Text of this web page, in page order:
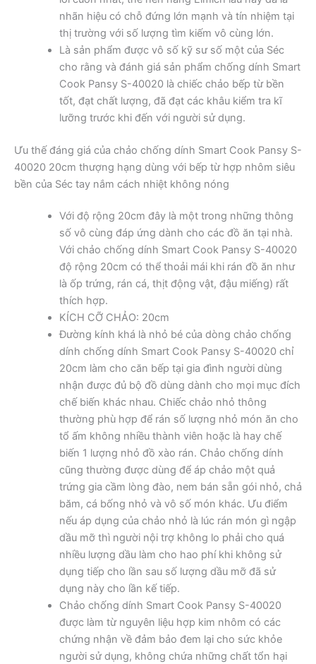
nhãn hiệu có chỗ đứng lớn mạnh và tín nhiệm tại
thị trường với số lượng tìm kiếm vô cùng lớn.
Là sản phẩm được vô số kỹ sư số một của Séc
cho rằng và đánh giá sản phẩm chống dính Smart
Cook Pansy S-40020 là chiếc chảo bếp từ bền
tốt, đạt chất lượng, đã đạt các khâu kiểm tra kĩ
lưỡng trước khi đến với người sử dụng.
Ưu thế đáng giá của chảo chống dính Smart Cook Pansy S-
40020 20cm thượng hạng dùng với bếp từ hợp nhôm siêu
bền của Séc tay nắm cách nhiệt không nóng
Với độ rộng 20cm đây là một trong những thông
số vô cùng đáp ứng dành cho các đồ ăn tại nhà.
Với chảo chống dính Smart Cook Pansy S-40020
độ rộng 20cm có thể thoải mái khi rán đồ ăn như
là ốp trứng, rán cá, thịt động vật, đậu miếng) rất
thích hợp.
KÍCH CỠ CHẢO: 20cm
Đường kính khá là nhỏ bé của dòng chảo chống
dính chống dính Smart Cook Pansy S-40020 chỉ
20cm làm cho căn bếp tại gia đình người dùng
nhận được đủ bộ đồ dùng dành cho mọi mục đích
chế biến khác nhau. Chiếc chảo nhỏ thông
thường phù hợp để rán số lượng nhỏ món ăn cho
tổ ấm không nhiều thành viên hoặc là hay chế
biến 1 lượng nhỏ đồ xào rán. Chảo chống dính
cũng thường được dùng để áp chảo một quả
trứng gia cầm lòng đào, nem bán sẵn gói nhỏ, chả
băm, cá bống nhỏ và vô số món khác. Ưu điểm
nếu áp dụng của chảo nhỏ là lúc rán món gì ngập
dầu mỡ thì người nội trợ không lo phải cho quá
nhiều lượng dầu làm cho hao phí khi không sử
dụng tiếp cho lần sau số lượng dầu mỡ đã sử
dụng này cho lần kế tiếp.
Chảo chống dính Smart Cook Pansy S-40020
được làm từ nguyên liệu hợp kim nhôm có các
chứng nhận về đảm bảo đem lại cho sức khỏe
người sử dụng, không chứa những chất tổn hại